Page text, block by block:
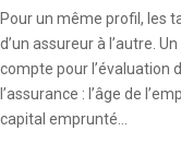
Pour un même profil, les
d’un assureur à l’autre.
compte pour l’évaluation
l’assurance : l’âge de
capital emprunté…